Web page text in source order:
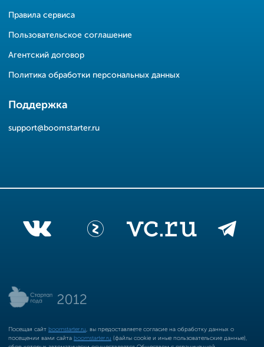
Правила сервиса
Пользовательское соглашение
Агентский договор
Политика обработки персональных данных
Поддержка
support@boomstarter.ru
Посещая сайт boomstarter.ru , вы предоставляете согласие на обработку данных о
посещении вами сайта boomstarter.ru (файлы cookie и иные пользовательские данные),